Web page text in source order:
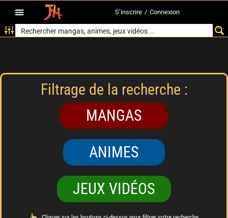
S’inscrire / Connexion
Filtrage de la recherche :
MANGAS
ANIMES
JEUX VIDÉOS